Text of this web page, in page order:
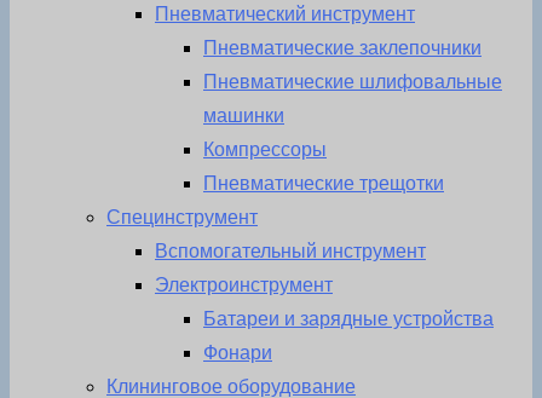
Пневматический инструмент
Пневматические заклепочники
Пневматические шлифовальные
машинки
Компрессоры
Пневматические трещотки
Специнструмент
Вспомогательный инструмент
Электроинструмент
Батареи и зарядные устройства
Фонари
Клининговое оборудование